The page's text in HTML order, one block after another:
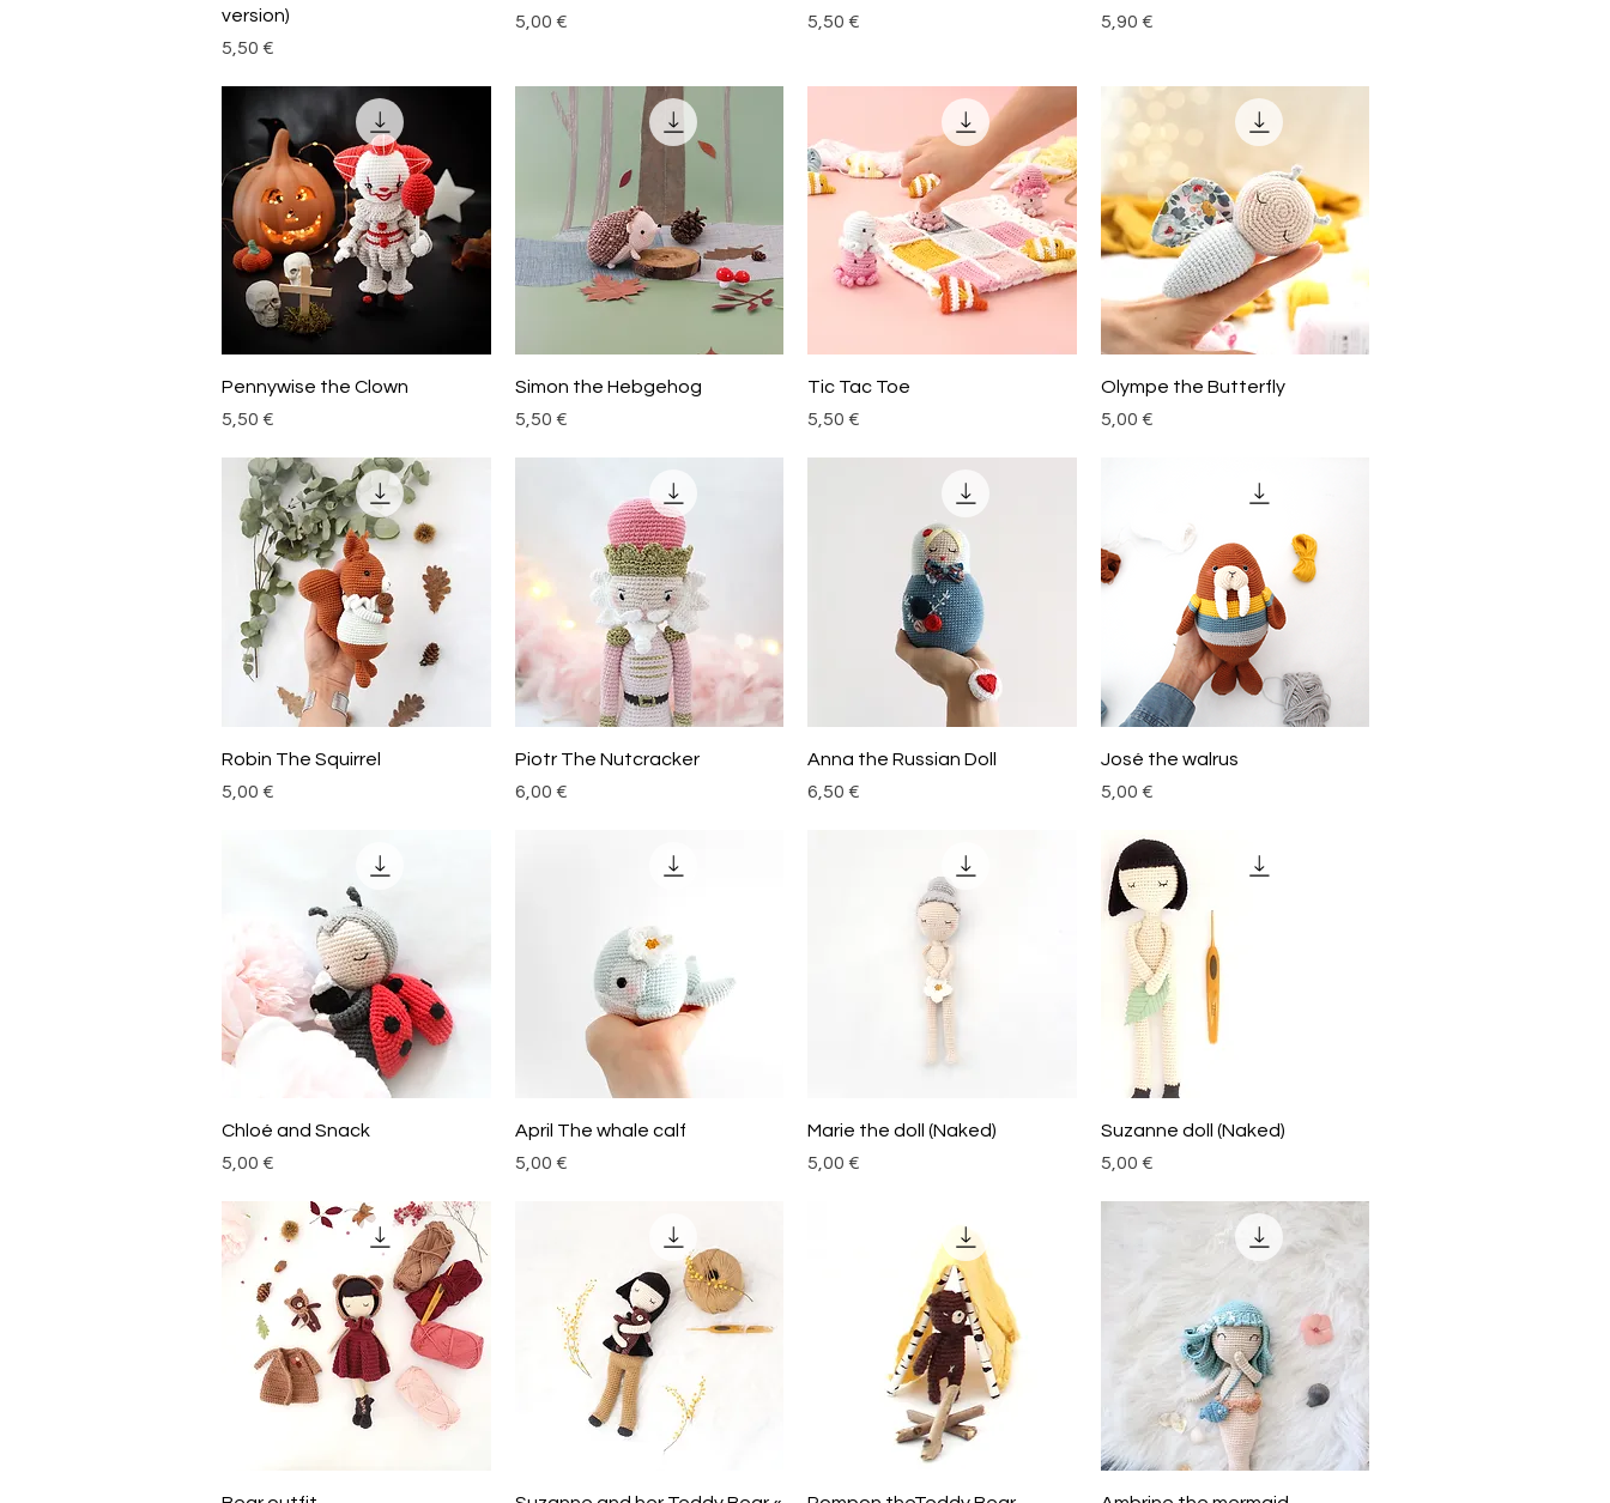
version)
Prix
5,50 €
Prix
5,00 €
Prix
5,50 €
Prix
5,90 €
Aperçu rapide
Pennywise the Clown
Prix
5,50 €
Aperçu rapide
Simon the Hebgehog
Prix
5,50 €
Aperçu rapide
Tic Tac Toe
Prix
5,50 €
Aperçu rapide
Olympe the Butterfly
Prix
5,00 €
Aperçu rapide
Robin The Squirrel
Prix
5,00 €
Aperçu rapide
Piotr The Nutcracker
Prix
6,00 €
Aperçu rapide
Anna the Russian Doll
Prix
6,50 €
Aperçu rapide
José the walrus
Prix
5,00 €
Aperçu rapide
Chloé and Snack
Prix
5,00 €
Aperçu rapide
April The whale calf
Prix
5,00 €
Aperçu rapide
Marie the doll (Naked)
Prix
5,00 €
Aperçu rapide
Suzanne doll (Naked)
Prix
5,00 €